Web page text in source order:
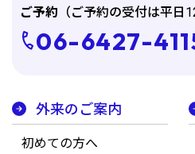
ご予約 （ご予約の受付は平日
06-6427-
外来のご案内
初めての方へ